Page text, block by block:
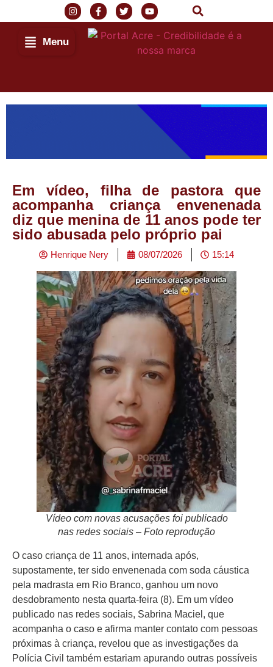
Menu
Em vídeo, filha de pastora que
acompanha criança envenenada
diz que menina de 11 anos pode ter
sido abusada pelo próprio pai
Henrique Nery 08/07/2026 15:14
Vídeo com novas acusações foi publicado
nas redes sociais – Foto reprodução
O caso criança de 11 anos, internada após,
supostamente, ter sido envenenada com soda cáustica
pela madrasta em Rio Branco, ganhou um novo
desdobramento nesta quarta-feira (8). Em um vídeo
publicado nas redes sociais, Sabrina Maciel, que
acompanha o caso e afirma manter contato com pessoas
próximas à criança, revelou que as investigações da
Polícia Civil também estariam apurando outras possíveis